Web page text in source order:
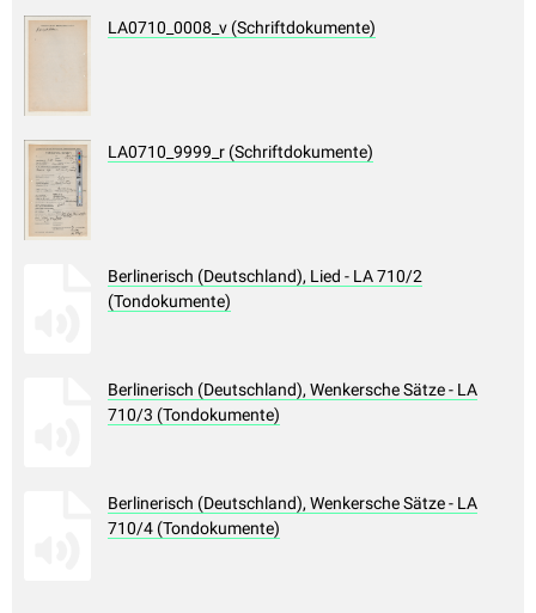
LA0710_0008_v (Schriftdokumente)
LA0710_9999_r (Schriftdokumente)
Berlinerisch (Deutschland), Lied - LA 710/2
(Tondokumente)
Berlinerisch (Deutschland), Wenkersche Sätze - LA
710/3 (Tondokumente)
Berlinerisch (Deutschland), Wenkersche Sätze - LA
710/4 (Tondokumente)